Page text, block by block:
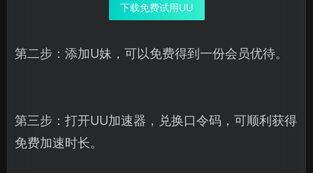
下载免费试用UU
第二步：添加U妹，可以免费得到一份会员优待。
第三步：打开UU加速器，兑换口令码，可顺利获得
免费加速时长。